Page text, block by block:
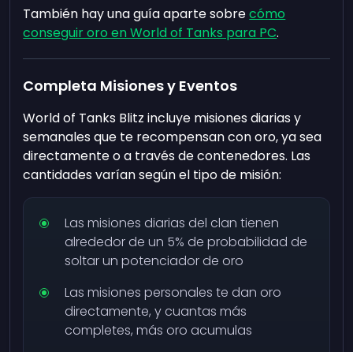
También hay una guía aparte sobrecómo
conseguir oro en World of Tanks para PC.
Completa Misiones y Eventos
World of Tanks Blitz incluye misiones diarias y
semanales que te recompensan con oro, ya sea
directamente o a través de contenedores. Las
cantidades varían según el tipo de misión:
Las misiones diarias del clan tienen
alrededor de un 5% de probabilidad de
soltar un potenciador de oro
Las misiones personales te dan oro
directamente, y cuantas más
completes, más oro acumulas